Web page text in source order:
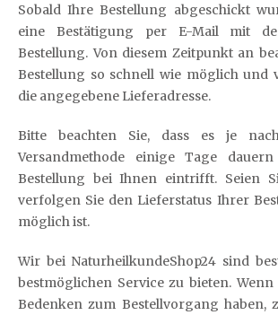
Sobald Ihre Bestellung abgeschickt
eine Bestätigung per E-Mail mit
Bestellung. Von diesem Zeitpunkt an
Bestellung so schnell wie möglich und
die angegebene Lieferadresse.
Bitte beachten Sie, dass es je
Versandmethode einige Tage
Bestellung bei Ihnen eintrifft. Seien
verfolgen Sie den Lieferstatus Ihrer
möglich ist.
Wir bei NaturheilkundeShop24 sind
bestmöglichen Service zu bieten.
Bedenken zum Bestellvorgang haben,